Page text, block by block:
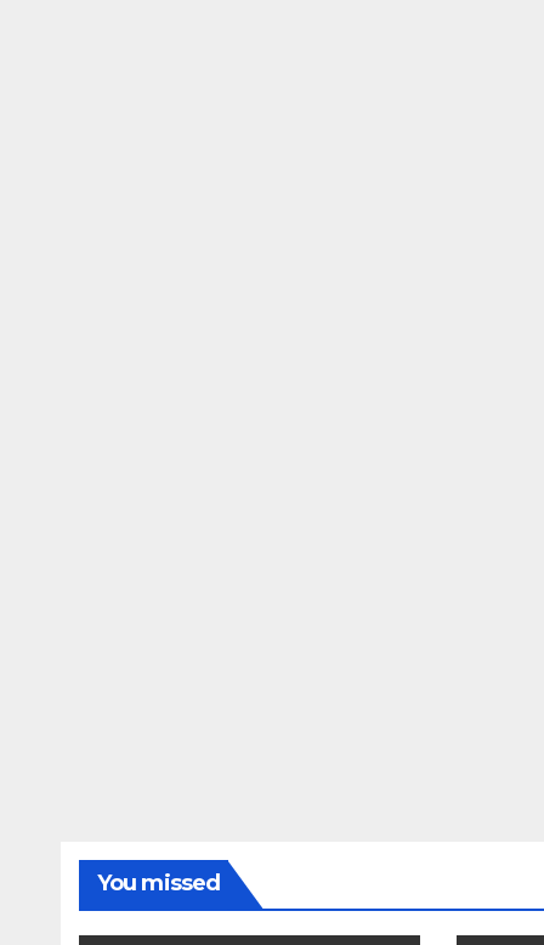
You missed